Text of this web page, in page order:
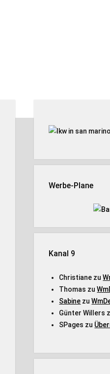
Werbe-Plane
Kanal 9
Christiane zu
Thomas zu
Sabine zu
Günter Willers
SPages zu